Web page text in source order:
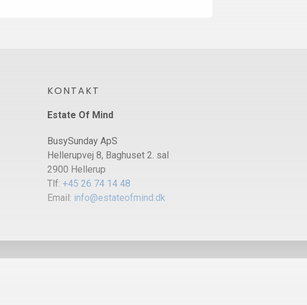
KONTAKT
Estate Of Mind
BusySunday ApS
Hellerupvej 8, Baghuset 2. sal
2900 Hellerup
Tlf: +45 26 74 14 48
Email: info@estateofmind.dk